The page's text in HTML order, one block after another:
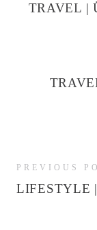
TRAVEL |
PREVIOUS
LIFESTYLE